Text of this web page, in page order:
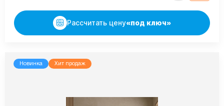
Рассчитать цену«под ключ»
Новинка Хит продаж